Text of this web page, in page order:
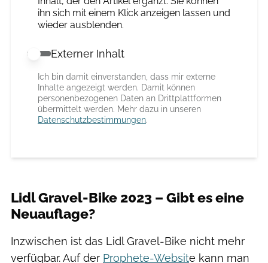
ihn sich mit einem Klick anzeigen lassen und
wieder ausblenden.
Externer Inhalt erlauben
Externer Inhalt
Ich bin damit einverstanden, dass mir externe
Inhalte angezeigt werden. Damit können
personenbezogenen Daten an Drittplattformen
übermittelt werden. Mehr dazu in unseren
Datenschutzbestimmungen.
Lidl Gravel-Bike 2023 – Gibt es eine
Neuauflage?
Inzwischen ist das Lidl Gravel-Bike nicht mehr
verfügbar. Auf der Prophete-Website kann man